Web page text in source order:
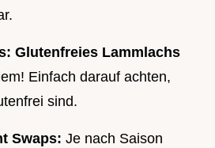
Glutenfreies Lammlachs
Einfach darauf achten,
sind.
Swaps: Je nach Saison